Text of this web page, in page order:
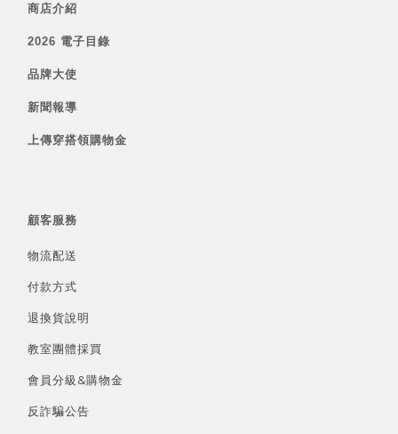
商店介紹
2026 電子目錄
品牌大使
新聞報導
上傳穿搭領購物金
顧客服務
物流配送
付款方式
退換貨說明
教室團體採買
會員分級&購物金
反詐騙公告